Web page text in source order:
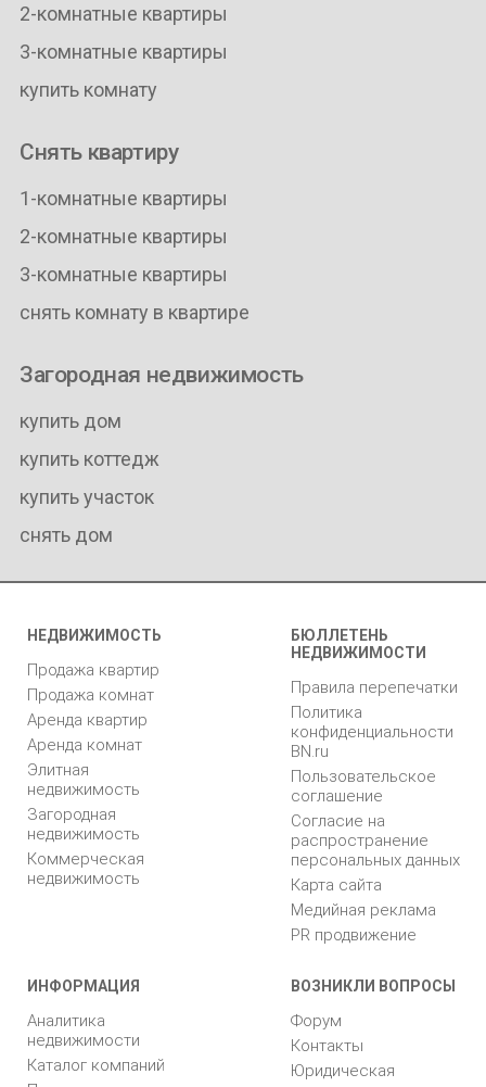
2-комнатные квартиры
3-комнатные квартиры
купить комнату
Снять квартиру
1-комнатные квартиры
2-комнатные квартиры
3-комнатные квартиры
снять комнату в квартире
Загородная недвижимость
купить дом
купить коттедж
купить участок
снять дом
НЕДВИЖИМОСТЬ
Продажа квартир
Продажа комнат
Аренда квартир
Аренда комнат
Элитная
недвижимость
Загородная
недвижимость
Коммерческая
недвижимость
БЮЛЛЕТЕНЬ
НЕДВИЖИМОСТИ
Правила перепечатки
Политика
конфиденциальности
BN.ru
Пользовательское
соглашение
Согласие на
распространение
персональных данных
Карта сайта
Медийная реклама
PR продвижение
ИНФОРМАЦИЯ
Аналитика
недвижимости
Каталог компаний
ВОЗНИКЛИ ВОПРОСЫ
Форум
Контакты
Юридическая